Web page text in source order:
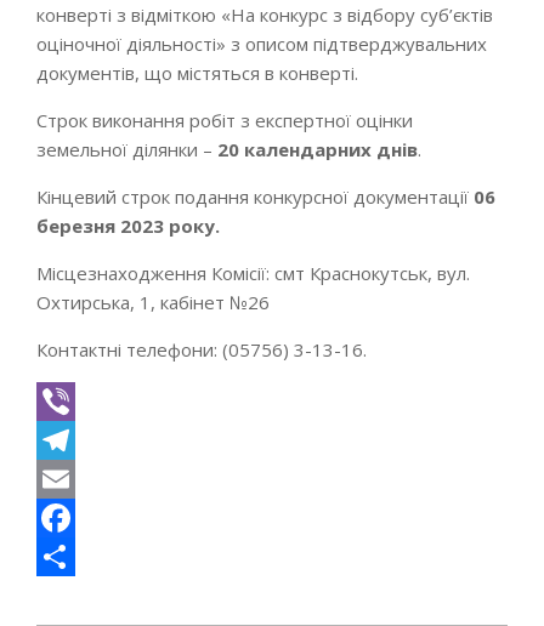
конверті з відміткою «На конкурс з відбору суб’єктів
оціночної діяльності» з описом підтверджувальних
документів, що містяться в конверті.
Строк виконання робіт з експертної оцінки
земельної ділянки – 20 календарних днів.
Кінцевий строк подання конкурсної документації 06
березня 2023 року.
Місцезнаходження Комісії: смт Краснокутськ, вул.
Охтирська, 1, кабінет №26
Контактні телефони: (05756) 3-13-16.
Viber
Telegram
Email
Facebook